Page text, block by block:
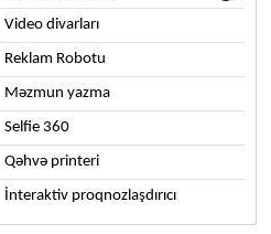
Video divarları
Reklam Robotu
Məzmun yazma
Selfie 360
Qəhvə printeri
İnteraktiv proqnozlaşdırıcı